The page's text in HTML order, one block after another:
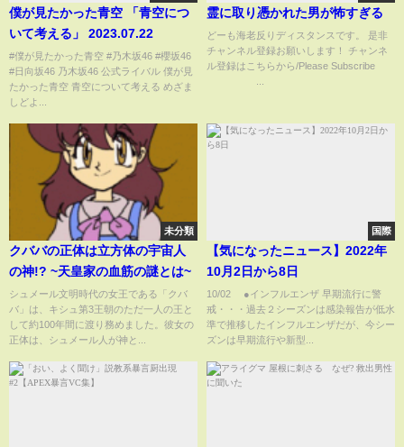
僕が見たかった青空 「青空につ
いて考える」 2023.07.22
#僕が見たかった青空 #乃木坂46 #櫻坂46
#日向坂46 乃木坂46 公式ライバル 僕が見
たかった青空 青空について考える めざま
しどよ...
霊に取り憑かれた男が怖すぎる
どーも海老反りディスタンスです。 是非
チャンネル登録お願いします！ チャンネ
ル登録はこちらから/Please Subscribe
未分類
クババの正体は立方体の宇宙人
の神!? ~天皇家の血筋の謎とは~
シュメール文明時代の女王である「クバ
バ」は、キシュ第3王朝のただ一人の王と
して約100年間に渡り務めました。彼女の
正体は、シュメール人が神と...
国際
【気になったニュース】2022年
10月2日から8日
10/02 ●インフルエンザ 早期流行に警
戒・・・過去２シーズンは感染報告が低水
準で推移したインフルエンザだが、今シー
ズンは早期流行や新型...